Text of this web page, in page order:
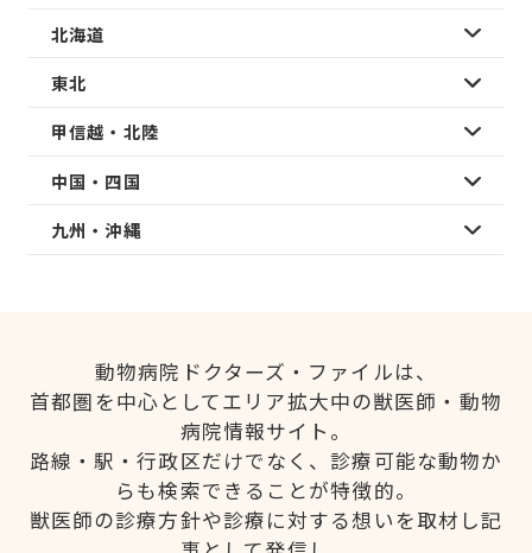
北海道
東北
甲信越・北陸
中国・四国
九州・沖縄
動物病院ドクターズ・ファイルは、
首都圏を中心としてエリア拡大中の獣医師・動物
病院情報サイト。
路線・駅・行政区だけでなく、診療可能な動物か
らも検索できることが特徴的。
獣医師の診療方針や診療に対する想いを取材し記